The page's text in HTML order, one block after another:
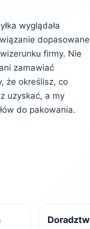
wyglądała
firmy. Nie
zamawiać
że określisz, co
uzyskać, a my
do pakowania.